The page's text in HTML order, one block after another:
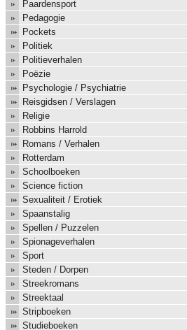
Paardensport
Pedagogie
Pockets
Politiek
Politieverhalen
Poëzie
Psychologie / Psychiatrie
Reisgidsen / Verslagen
Religie
Robbins Harrold
Romans / Verhalen
Rotterdam
Schoolboeken
Science fiction
Sexualiteit / Erotiek
Spaanstalig
Spellen / Puzzelen
Spionageverhalen
Sport
Steden / Dorpen
Streekromans
Streektaal
Stripboeken
Studieboeken